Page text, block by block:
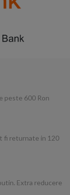
peste 600 Ron
fi returnate in 120
Extra reducere